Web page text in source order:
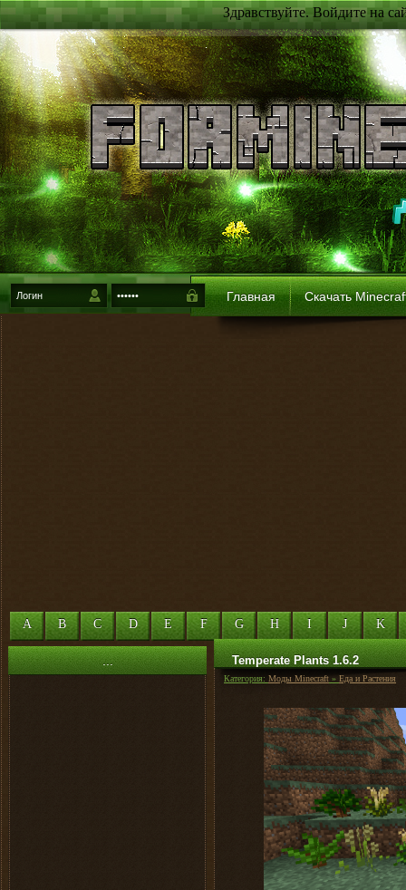
Здравствуйте. Войдите на
Главная Скачать
A B C D E F G H I J K
... Temperate Plants 1.6.2
Категория: Моды Minecraft » Еда и Растения